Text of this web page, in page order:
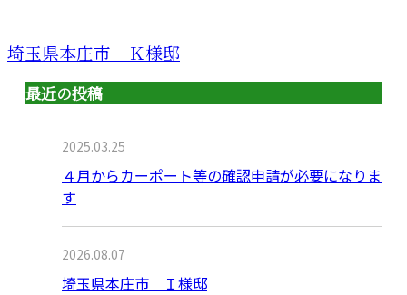
埼玉県本庄市 Ｋ様邸
最近の投稿
2025.03.25
４月からカーポート等の確認申請が必要になりま
す
2026.08.07
埼玉県本庄市 Ｉ様邸